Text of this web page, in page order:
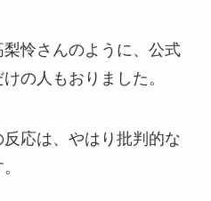
怜さんのように、公式
の人もおりました。
応は、やはり批判的な